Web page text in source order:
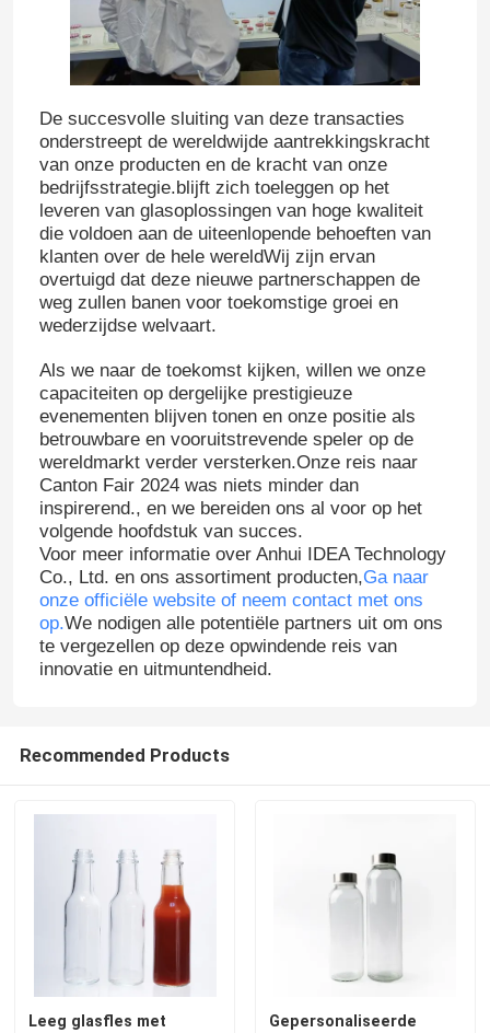
Over ons
Kwaliteitscontrole
Contacteer ons
Vraag een offerte aan
Glazen flessen
glaskruiken
Glasbekers
Fleskap van pot
Huishoudelijk glaswerk
De succesvolle sluiting van deze transacties
onderstreept de wereldwijde aantrekkingskracht
van onze producten en de kracht van onze
bedrijfsstrategie.blijft zich toeleggen op het
leveren van glasoplossingen van hoge kwaliteit
die voldoen aan de uiteenlopende behoeften van
klanten over de hele wereldWij zijn ervan
overtuigd dat deze nieuwe partnerschappen de
weg zullen banen voor toekomstige groei en
wederzijdse welvaart.
Als we naar de toekomst kijken, willen we onze
capaciteiten op dergelijke prestigieuze
evenementen blijven tonen en onze positie als
betrouwbare en vooruitstrevende speler op de
wereldmarkt verder versterken.Onze reis naar
Canton Fair 2024 was niets minder dan
inspirerend., en we bereiden ons al voor op het
volgende hoofdstuk van succes.
Voor meer informatie over Anhui IDEA Technology
Co., Ltd. en ons assortiment producten,Ga naar
onze officiële website of neem contact met ons
op.We nodigen alle potentiële partners uit om ons
te vergezellen op deze opwindende reis van
innovatie en uitmuntendheid.
Recommended Products
Leeg glasfles met
Gepersonaliseerde